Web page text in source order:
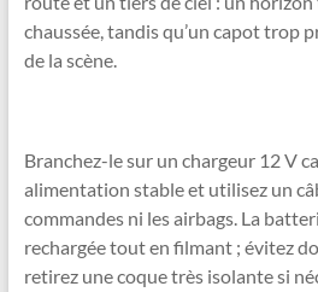
chaussée, tandis qu’un capot trop
de la scène.
Branchez-le sur un chargeur 12 V
alimentation stable et utilisez un
commandes ni les airbags. La
rechargée tout en filmant ; évitez
retirez une coque très isolante si